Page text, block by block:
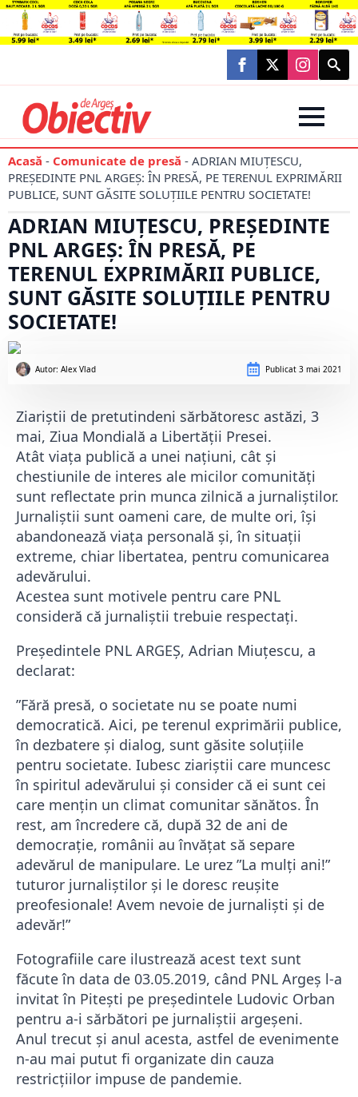
Search
for:
Acasă - Comunicate de presă - ADRIAN MIUȚESCU,
PREȘEDINTE PNL ARGEȘ: ÎN PRESĂ, PE TERENUL EXPRIMĂRII
PUBLICE, SUNT GĂSITE SOLUȚIILE PENTRU SOCIETATE!
ADRIAN MIUȚESCU, PREȘEDINTE
PNL ARGEȘ: ÎN PRESĂ, PE
TERENUL EXPRIMĂRII PUBLICE,
SUNT GĂSITE SOLUȚIILE PENTRU
SOCIETATE!
Autor: Alex Vlad Publicat 3 mai 2021
Ziariștii de pretutindeni sărbătoresc astăzi, 3
mai, Ziua Mondială a Libertății Presei.
Atât viața publică a unei națiuni, cât și
chestiunile de interes ale micilor comunități
sunt reflectate prin munca zilnică a jurnaliștilor.
Jurnaliștii sunt oameni care, de multe ori, își
abandonează viața personală și, în situații
extreme, chiar libertatea, pentru comunicarea
adevărului.
Acestea sunt motivele pentru care PNL
consideră că jurnaliștii trebuie respectați.
Președintele PNL ARGEȘ, Adrian Miuțescu, a
declarat:
”Fără presă, o societate nu se poate numi
democratică. Aici, pe terenul exprimării publice,
în dezbatere și dialog, sunt găsite soluțiile
pentru societate. Iubesc ziariștii care muncesc
în spiritul adevărului și consider că ei sunt cei
care mențin un climat comunitar sănătos. În
rest, am încredere că, după 32 de ani de
democrație, românii au învățat să separe
adevărul de manipulare. Le urez ”La mulți ani!”
tuturor jurnaliștilor și le doresc reușite
preofesionale! Avem nevoie de jurnaliști și de
adevăr!”
Fotografiile care ilustrează acest text sunt
făcute în data de 03.05.2019, când PNL Argeș l-a
invitat în Pitești pe președintele Ludovic Orban
pentru a-i sărbători pe jurnaliștii argeșeni.
Anul trecut și anul acesta, astfel de evenimente
n-au mai putut fi organizate din cauza
restricțiilor impuse de pandemie.